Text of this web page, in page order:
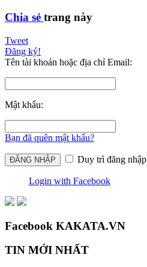
Chia sẻ trang này
Tweet
Đăng ký!
Tên tài khoản hoặc địa chỉ Email:
Mật khẩu:
Bạn đã quên mật khẩu?
Duy trì đăng nhập
Login with Facebook
Facebook KAKATA.VN
TIN MỚI NHẤT